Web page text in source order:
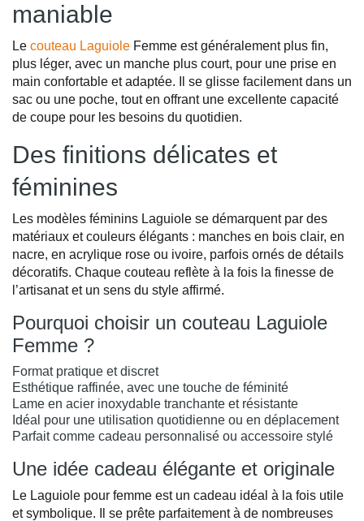
maniable
Le couteau Laguiole Femme est généralement plus fin,
plus léger, avec un manche plus court, pour une prise en
main confortable et adaptée. Il se glisse facilement dans un
sac ou une poche, tout en offrant une excellente capacité
de coupe pour les besoins du quotidien.
Des finitions délicates et
féminines
Les modèles féminins Laguiole se démarquent par des
matériaux et couleurs élégants : manches en bois clair, en
nacre, en acrylique rose ou ivoire, parfois ornés de détails
décoratifs. Chaque couteau reflète à la fois la finesse de
l’artisanat et un sens du style affirmé.
Pourquoi choisir un couteau Laguiole
Femme ?
Format pratique et discret
Esthétique raffinée, avec une touche de féminité
Lame en acier inoxydable tranchante et résistante
Idéal pour une utilisation quotidienne ou en déplacement
Parfait comme cadeau personnalisé ou accessoire stylé
Une idée cadeau élégante et originale
Le Laguiole pour femme est un cadeau idéal à la fois utile
et symbolique. Il se prête parfaitement à de nombreuses